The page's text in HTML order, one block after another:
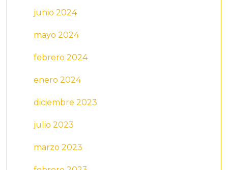
junio 2024
mayo 2024
febrero 2024
enero 2024
diciembre 2023
julio 2023
marzo 2023